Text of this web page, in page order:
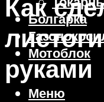
Болгарка
Мотоблок
Меню
Как
руками